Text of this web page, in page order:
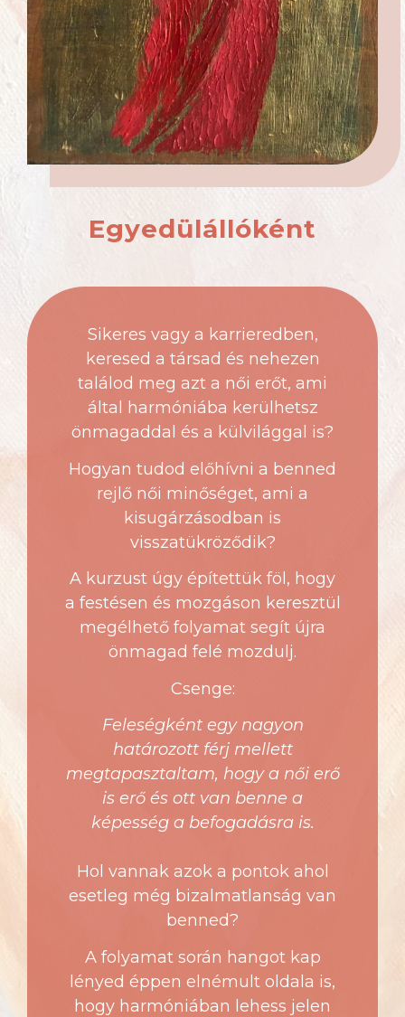
Egyedülállóként
Sikeres vagy a karrieredben,
keresed a társad és nehezen
találod meg azt a női erőt, ami
által harmóniába kerülhetsz
önmagaddal és a külvilággal is?
Hogyan tudod előhívni a benned
rejlő női minőséget, ami a
kisugárzásodban is
visszatükröződik?
A kurzust úgy építettük föl, hogy
a festésen és mozgáson keresztül
megélhető folyamat segít újra
önmagad felé mozdulj.
Csenge:
Feleségként egy nagyon
határozott férj mellett
megtapasztaltam, hogy a női erő
is erő és ott van benne a
képesség a befogadásra is.
Hol vannak azok a pontok ahol
esetleg még bizalmatlanság van
benned?
A folyamat során hangot kap
lényed éppen elnémult oldala is,
hogy harmóniában lehess jelen